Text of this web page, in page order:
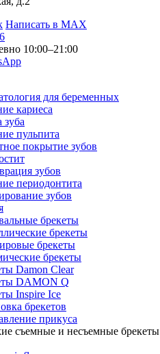
Написать в MAX
10:00–21:00
для беременных
кариеса
зуба
пульпита
покрытие зубов
зубов
периодонтита
зубов
брекеты
брекеты
брекеты
брекеты
Damon Clear
DAMON Q
Inspire Ice
брекетов
прикуса
съемные и несъемные брекеты